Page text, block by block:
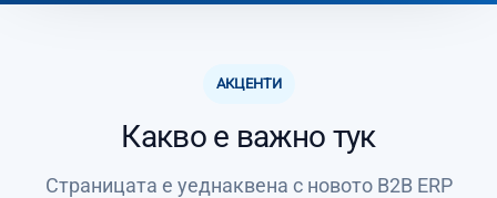
АКЦЕНТИ
Какво е важно тук
Страницата е уеднаквена с новото B2B ERP